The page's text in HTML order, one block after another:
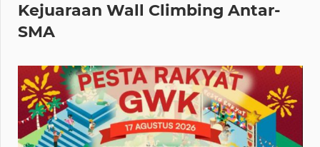
Kejuaraan Wall Climbing Antar-
SMA